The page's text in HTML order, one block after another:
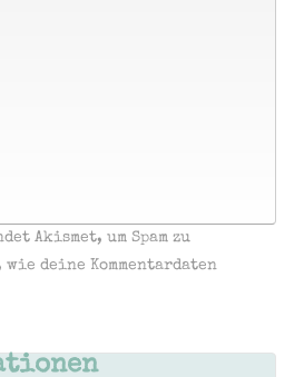
Akismet, um Spam zu
deine Kommentardaten